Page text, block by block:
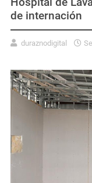
de internación
duraznodigital